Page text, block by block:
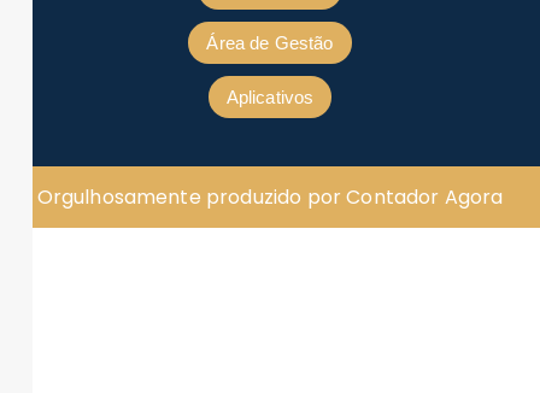
Área de Gestão
Aplicativos
Orgulhosamente produzido por Contador Agora